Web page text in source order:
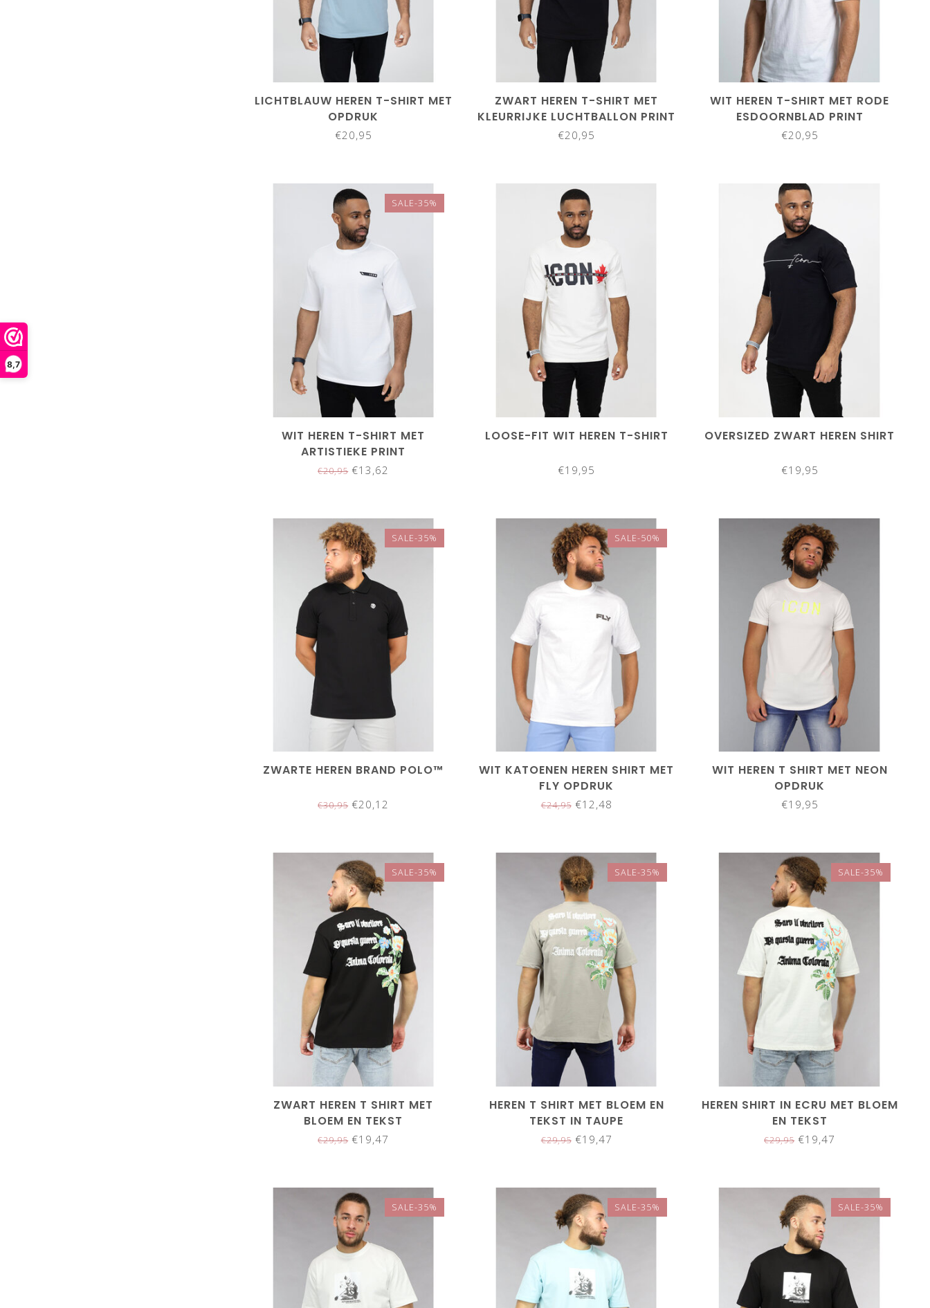
8,7
LICHTBLAUW HEREN T-SHIRT MET
OPDRUK
€20,95
ZWART HEREN T-SHIRT MET
KLEURRIJKE LUCHTBALLON PRINT
€20,95
WIT HEREN T-SHIRT MET RODE
ESDOORNBLAD PRINT
€20,95
SALE-35%
WIT HEREN T-SHIRT MET
ARTISTIEKE PRINT
€20,95€13,62
LOOSE-FIT WIT HEREN T-SHIRT
€19,95
OVERSIZED ZWART HEREN SHIRT
€19,95
SALE-35%
ZWARTE HEREN BRAND POLO™
€30,95€20,12
SALE-50%
WIT KATOENEN HEREN SHIRT MET
FLY OPDRUK
€24,95€12,48
WIT HEREN T SHIRT MET NEON
OPDRUK
€19,95
SALE-35%
ZWART HEREN T SHIRT MET
BLOEM EN TEKST
€29,95€19,47
SALE-35%
HEREN T SHIRT MET BLOEM EN
TEKST IN TAUPE
€29,95€19,47
SALE-35%
HEREN SHIRT IN ECRU MET BLOEM
EN TEKST
€29,95€19,47
SALE-35% SALE-35% SALE-35%